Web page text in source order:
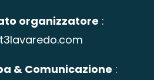
organizzatore :
& Comunicazione :